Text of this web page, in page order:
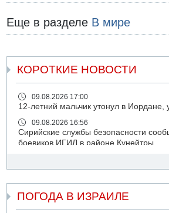
Еще в разделе В мире
КОРОТКИЕ НОВОСТИ
09.08.2026 17:00
12-летний мальчик утонул в Иордане,
09.08.2026 16:56
Сирийские службы безопасности
боевиков ИГИЛ в районе Кунейтры
Прогноз погоды: с понедельника
09.08.2026 15:49
Хуситы сообщили об ударе дроном по
ПОГОДА В ИЗРАИЛЕ